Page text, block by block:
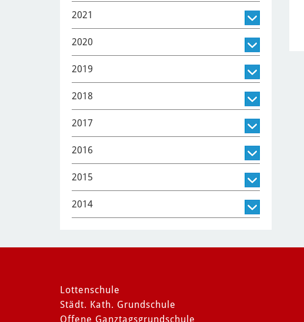
2021
2020
2019
2018
2017
2016
2015
2014
Lottenschule
Städt. Kath. Grundschule
Offene Ganztagsgrundschule